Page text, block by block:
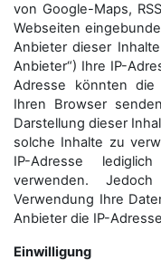
von Google-Maps,
Webseiten
Anbieter dieser
Anbieter“) Ihre IP-
Adresse könnten
Ihren Browser
Darstellung dieser
solche Inhalte zu
IP-Adresse
verwenden.
Verwendung Ihre
Anbieter die IP-
Einwilligung